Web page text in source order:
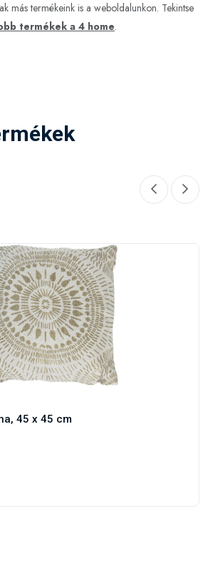
más termékeink is a weboldalunkon. Tekintse
termékek a 4 home.
45 x 45 cm